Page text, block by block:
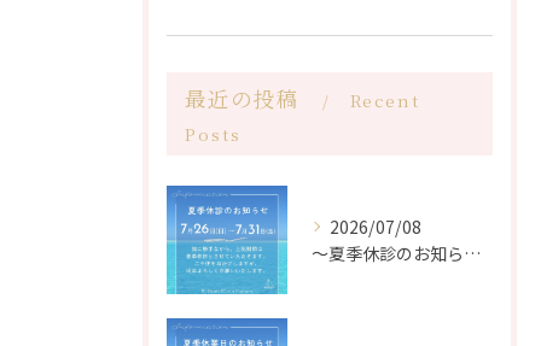
最近の投稿
Recent
Posts
2026/07/08
〜夏季休診のお知らせ〜